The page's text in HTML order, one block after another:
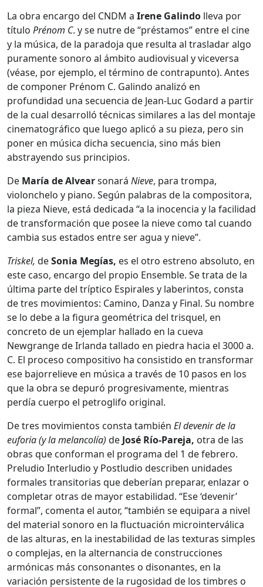
La obra encargo del CNDM a Irene Galindo lleva por
título Prénom C. y se nutre de “préstamos” entre el cine
y la música, de la paradoja que resulta al trasladar algo
puramente sonoro al ámbito audiovisual y viceversa
(véase, por ejemplo, el término de contrapunto). Antes
de componer Prénom C. Galindo analizó en
profundidad una secuencia de Jean-Luc Godard a partir
de la cual desarrolló técnicas similares a las del montaje
cinematográfico que luego aplicó a su pieza, pero sin
poner en música dicha secuencia, sino más bien
abstrayendo sus principios.
De María de Alvearsonará Nieve, para trompa,
violonchelo y piano. Según palabras de la compositora,
la pieza Nieve, está dedicada “a la inocencia y la facilidad
de transformación que posee la nieve como tal cuando
cambia sus estados entre ser agua y nieve”.
Triskel, deSonia Megías, es el otro estreno absoluto, en
este caso, encargo del propio Ensemble. Se trata de la
última parte del tríptico Espirales y laberintos, consta
de tres movimientos: Camino, Danza y Final. Su nombre
se lo debe a la figura geométrica del trisquel, en
concreto de un ejemplar hallado en la cueva
Newgrange de Irlanda tallado en piedra hacia el 3000 a.
C. El proceso compositivo ha consistido en transformar
ese bajorrelieve en música a través de 10 pasos en los
que la obra se depuró progresivamente, mientras
perdía cuerpo el petroglifo original.
De tres movimientos consta también El devenir de la
euforia (y la melancolía) deJosé Río-Pareja, otra de las
obras que conforman el programa del 1 de febrero.
Preludio Interludio y Postludio describen unidades
formales transitorias que deberían preparar, enlazar o
completar otras de mayor estabilidad. “Ese ‘devenir’
formal”, comenta el autor, “también se equipara a nivel
del material sonoro en la fluctuación microinterválica
de las alturas, en la inestabilidad de las texturas simples
o complejas, en la alternancia de construcciones
armónicas más consonantes o disonantes, en la
variación persistente de la rugosidad de los timbres o